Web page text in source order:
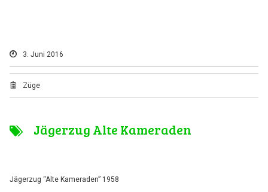
3. Juni 2016
Züge
Jägerzug Alte Kameraden
Jägerzug “Alte Kameraden” 1958